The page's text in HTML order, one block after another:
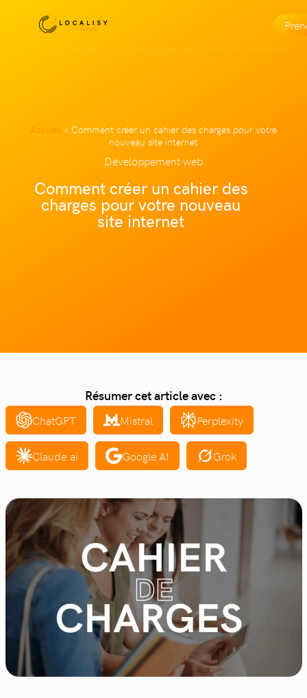
Accueil » Comment créer un cahier des charges pour votre
nouveau site internet
Développement web
Comment créer un cahier des
charges pour votre nouveau
site internet
Résumer cet article avec :
ChatGPT Mistral Perplexity
Claude.ai Google AI Grok